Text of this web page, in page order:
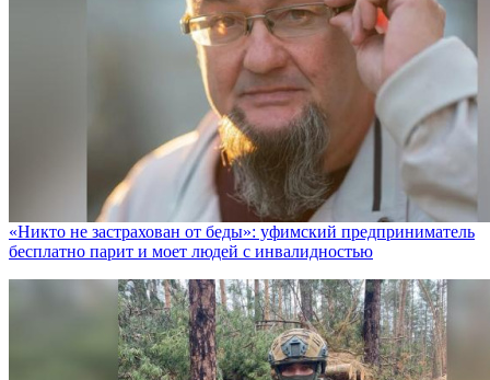
«Никто не заcтрахован от беды»: уфимский предприниматель
бесплатно парит и моет людей с инвалидностью